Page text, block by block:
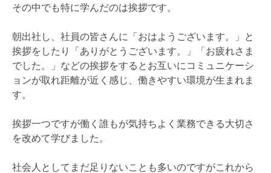
その中でも特に学んだのは挨拶です。
朝出社し、社員の皆さんに「おはようございます。」と
挨拶をしたり「ありがとうございます。」「お疲れさま
でした。」などの挨拶をするとお互いにコミュニケーシ
ョンが取れ距離が近く感じ、働きやすい環境が生まれま
す。
挨拶一つですが働く誰もが気持ちよく業務できる大切さ
を改めて学びました。
社会人としてまだ足りないことも多いのですがこれから